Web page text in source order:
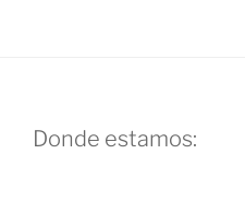
Donde estamos: